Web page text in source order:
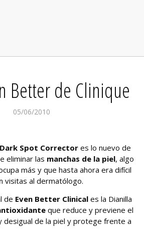
Better de Clinique
05/06/2010
Spot Corrector es lo nuevo de
eliminar las manchas de la piel, algo
más y que hasta ahora era difícil
visitas al dermatólogo.
de Even Better Clinical es la Dianilla
que reduce y previene el
desigual de la piel y protege frente a